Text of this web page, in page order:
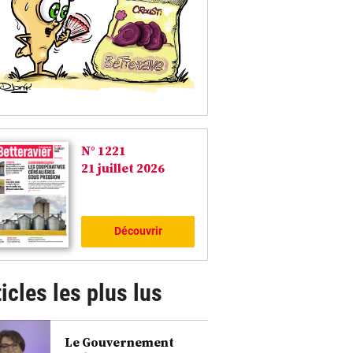
N° 1221
21 juillet 2026
Découvrir
les plus lus
Le Gouvernement